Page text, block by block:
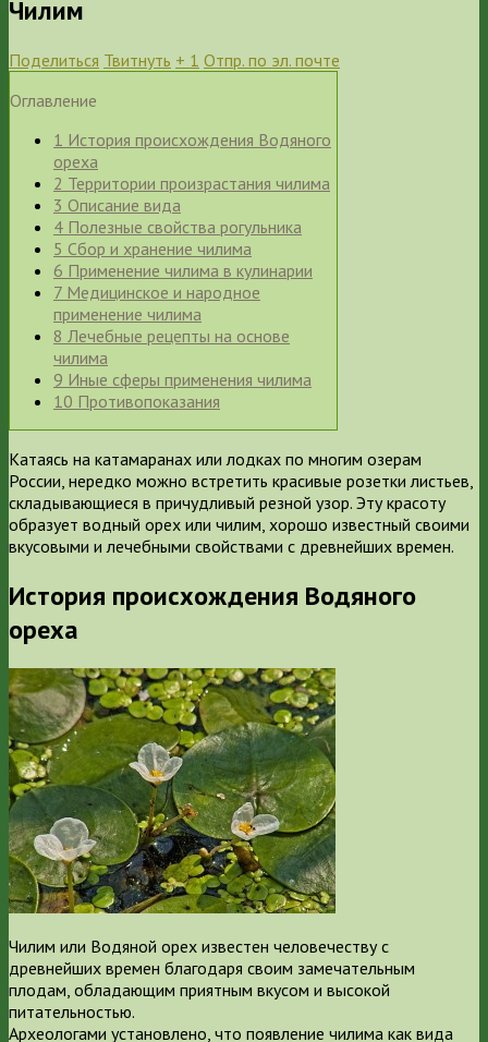
Чилим
Поделиться Твитнуть + 1 Отпр. по эл. почте
Оглавление
1 История происхождения Водяного
ореха
2 Территории произрастания чилима
3 Описание вида
4 Полезные свойства рогульника
5 Сбор и хранение чилима
6 Применение чилима в кулинарии
7 Медицинское и народное
применение чилима
8 Лечебные рецепты на основе
чилима
9 Иные сферы применения чилима
10 Противопоказания
Катаясь на катамаранах или лодках по многим озерам
России, нередко можно встретить красивые розетки листьев,
складывающиеся в причудливый резной узор. Эту красоту
образует водный орех или чилим, хорошо известный своими
вкусовыми и лечебными свойствами с древнейших времен.
История происхождения Водяного
ореха
Чилим или Водяной орех известен человечеству с
древнейших времен благодаря своим замечательным
плодам, обладающим приятным вкусом и высокой
питательностью.
Археологами установлено, что появление чилима как вида